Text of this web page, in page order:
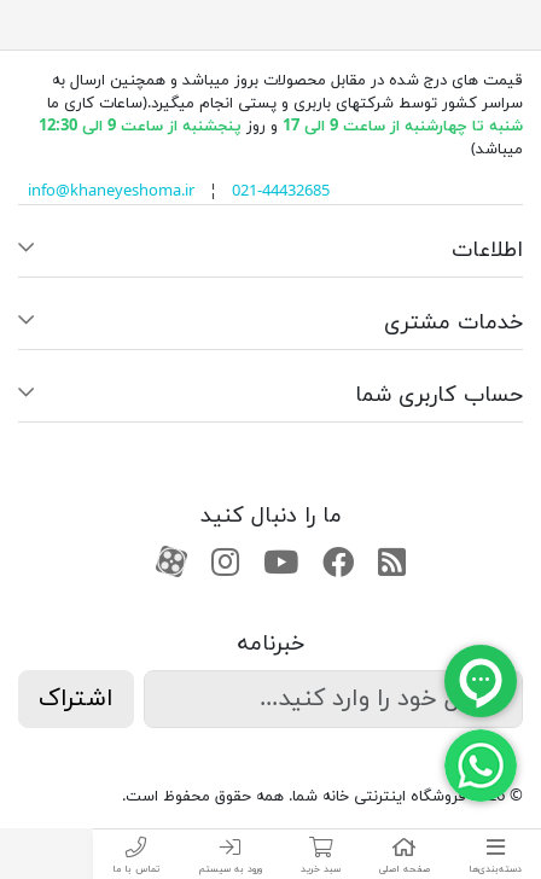
دسته‌بندی‌ها صفحه اصلی سبد خرید ورود به سیستم تماس با ما
قیمت های درج شده در مقابل محصولات بروز میباشد و همچنین ارسال به
سراسر کشور توسط شرکتهای باربری و پستی انجام میگیرد.(ساعات کاری ما
شنبه تا چهارشنبه از ساعت 9 الی 17
و روز پنجشنبه از ساعت 9 الی 12:30
میباشد)
info@khaneyeshoma.ir¦ 021-44432685
اطلاعات
خدمات مشتری
حساب کاربری شما
ما را دنبال کنید
RSSفیسبوکیوتیوبکانال آپارات
کانال آپارات
خبرنامه
اشتراک
© 2026 فروشگاه اینترنتی خانه شما. همه حقوق محفوظ است.